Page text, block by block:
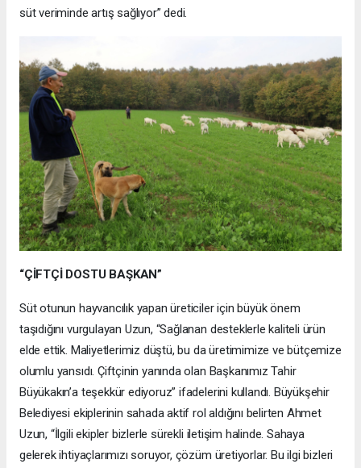
süt veriminde artış sağlıyor” dedi.
“ÇİFTÇİ DOSTU BAŞKAN”
Süt otunun hayvancılık yapan üreticiler için büyük önem
taşıdığını vurgulayan Uzun, “Sağlanan desteklerle kaliteli ürün
elde ettik. Maliyetlerimiz düştü, bu da üretimimize ve bütçemize
olumlu yansıdı. Çiftçinin yanında olan Başkanımız Tahir
Büyükakın’a teşekkür ediyoruz” ifadelerini kullandı. Büyükşehir
Belediyesi ekiplerinin sahada aktif rol aldığını belirten Ahmet
Uzun, “İlgili ekipler bizlerle sürekli iletişim halinde. Sahaya
gelerek ihtiyaçlarımızı soruyor, çözüm üretiyorlar. Bu ilgi bizleri